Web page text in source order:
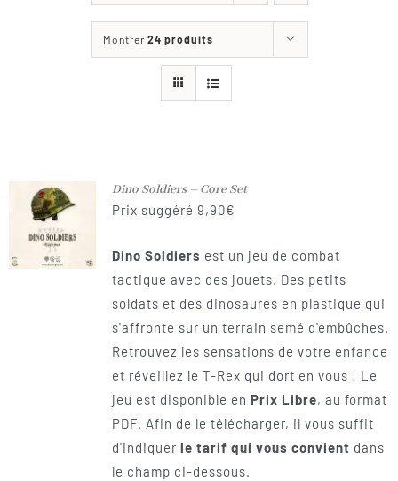
Contact
Montrer 24 produits
Dino Soldiers – Core Set
Prix suggéré 9,90€
Dino Soldiers est un jeu de combat
tactique avec des jouets. Des petits
soldats et des dinosaures en plastique qui
s'affronte sur un terrain semé d'embûches.
Retrouvez les sensations de votre enfance
et réveillez le T-Rex qui dort en vous ! Le
jeu est disponible en Prix Libre, au format
PDF. Afin de le télécharger, il vous suffit
d'indiquer le tarif qui vous convient dans
le champ ci-dessous.